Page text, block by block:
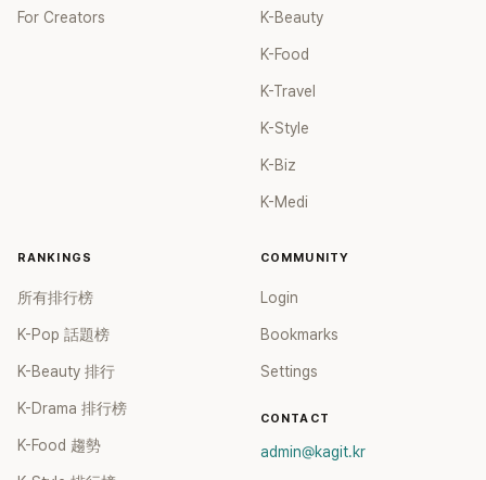
For Creators K-Beauty
K-Food
K-Travel
K-Style
K-Biz
K-Medi
RANKINGS
所有排行榜
K-Pop 話題榜
K-Beauty 排行
K-Drama 排行榜
K-Food 趨勢
COMMUNITY
Login
Bookmarks
Settings
CONTACT
admin@kagit.kr